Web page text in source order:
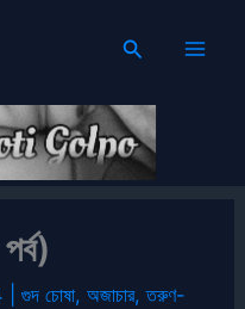
Search
|গুদ চোষা,অজাচার,তরুণ-